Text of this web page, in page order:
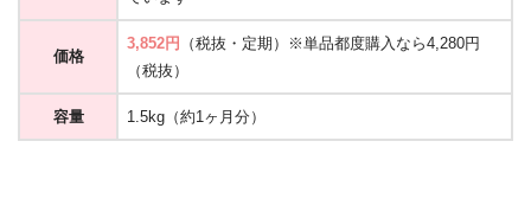
価格
3,852円
（税抜・定期）※単品都度購入なら4,280円
（税抜）
容量 1.5kg（約1ヶ月分）